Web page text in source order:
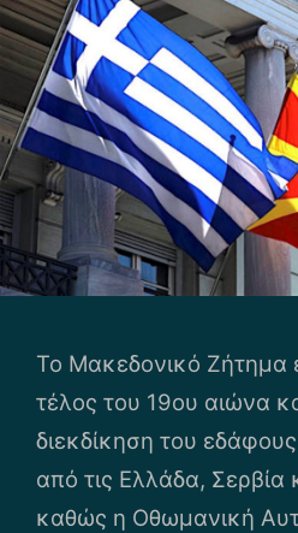
Το Μακεδονικό Ζήτημα
τέλος του 19ου αιώνα
διεκδίκηση του
από τις Ελλάδα, Σερβία
καθώς η Οθωμανική